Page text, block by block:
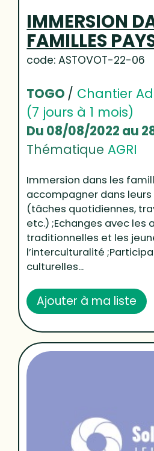
IMMERSION
FAMILLES
code: ASTOVOT-22-06
TOGO / Chantier
(7 jours à 1 mois)
Du 08/08/2022 au
ThématiqueAGRI
Immersion dans les
accompagner dans
(tâches quotidiennes,
etc.) ;Echanges avec les
traditionnelles et les
l’interculturalité
culturelles...
Ajouter à ma liste